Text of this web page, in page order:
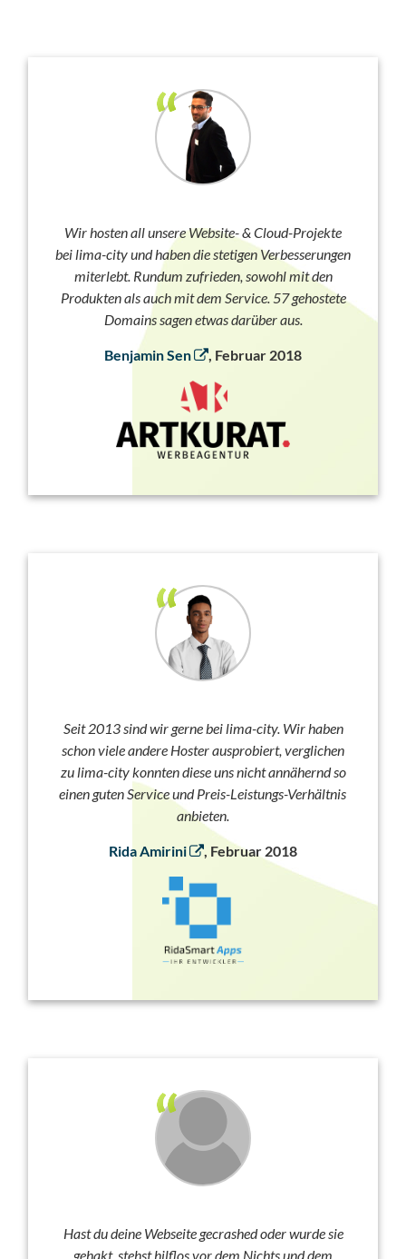
Wir hosten all unsere Website- & Cloud-Projekte
bei lima-city und haben die stetigen Verbesserungen
miterlebt. Rundum zufrieden, sowohl mit den
Produkten als auch mit dem Service. 57 gehostete
Domains sagen etwas darüber aus.
Benjamin Sen , Februar 2018
Seit 2013 sind wir gerne bei lima-city. Wir haben
schon viele andere Hoster ausprobiert, verglichen
zu lima-city konnten diese uns nicht annähernd so
einen guten Service und Preis-Leistungs-Verhältnis
anbieten.
Rida Amirini , Februar 2018
Hast du deine Webseite gecrashed oder wurde sie
gehakt, stehst hilflos vor dem Nichts und dem